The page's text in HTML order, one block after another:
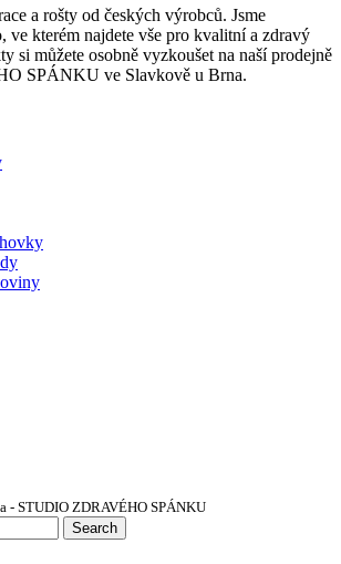
a rošty od českých výrobců. Jsme
ve kterém najdete vše pro kvalitní a zdravý
si můžete osobně vyzkoušet na naší prodejně
SPÁNKU ve Slavkově u Brna.
- STUDIO ZDRAVÉHO SPÁNKU
Search